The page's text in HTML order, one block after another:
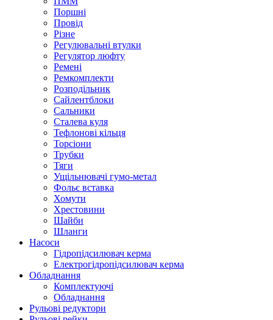
Поршні
Провід
Різне
Регулювальні втулки
Регулятор люфту
Ремені
Ремкомплекти
Розподільник
Сайлентблоки
Сальники
Сталева куля
Тефлонові кільця
Торсіони
Трубки
Тяги
Ущільнювачі гумо-метал
Фольє вставка
Хомути
Хрестовини
Шайби
Шланги
Насоси
Гідропідсилювач керма
Електрогідропідсилювач керма
Обладнання
Комплектуючі
Обладнання
Рульові редуктори